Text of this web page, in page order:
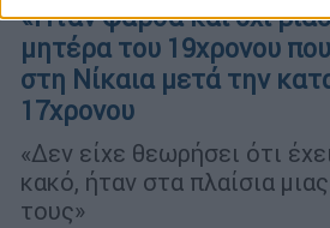
«Ήταν φάρσα και όχι
μητέρα του 19χρονου
στη Νίκαια μετά την
17χρονου
«Δεν είχε θεωρήσει ότι
κακό, ήταν στα πλαίσια
τους»